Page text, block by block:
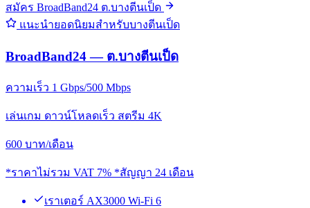
สมัคร BroadBand24 ต.บางตีนเป็ด
แนะนำยอดนิยมสำหรับบางตีนเป็ด
BroadBand24 — ต.บางตีนเป็ด
ความเร็ว 1 Gbps/500 Mbps
เล่นเกม ดาวน์โหลดเร็ว สตรีม 4K
600 บาท/เดือน
*ราคาไม่รวม VAT 7% *สัญญา 24 เดือน
เราเตอร์ AX3000 Wi-Fi 6